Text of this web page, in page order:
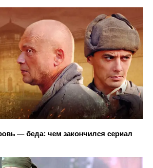
— беда: чем закончился сериал